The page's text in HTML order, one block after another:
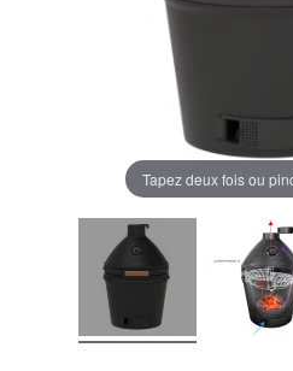
Tapez deux fois ou